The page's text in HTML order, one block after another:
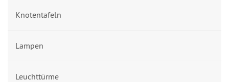
Knotentafeln
Lampen
Leuchttürme